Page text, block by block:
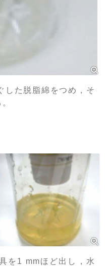
した脱脂綿をつめ，そ
を1 mmほど出し，水